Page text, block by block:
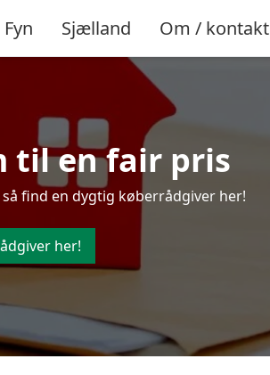
Fyn Sjælland Om / kontakt
til en fair pris
find en dygtig køberrådgiver her!
her!